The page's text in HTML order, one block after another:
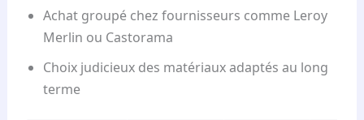
Achat groupé chez fournisseurs comme Leroy
Merlin ou Castorama
Choix judicieux des matériaux adaptés au long
terme